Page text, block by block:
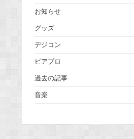
お知らせ
グッズ
デジコン
ピアプロ
過去の記事
音楽